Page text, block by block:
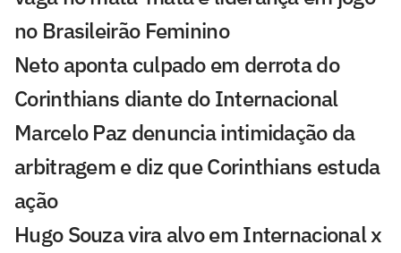
no Brasileirão Feminino
Neto aponta culpado em derrota do
Corinthians diante do Internacional
Marcelo Paz denuncia intimidação da
arbitragem e diz que Corinthians estuda
ação
Hugo Souza vira alvo em Internacional x